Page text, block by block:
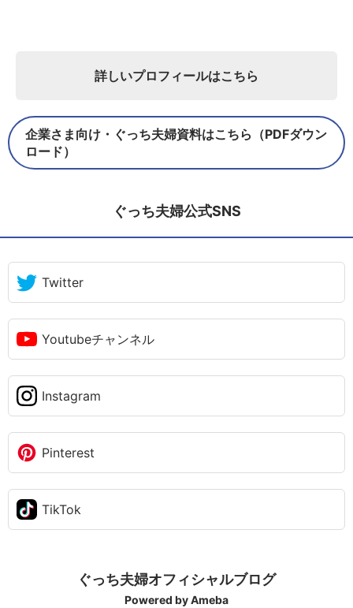
詳しいプロフィールはこちら
企業さま向け・ぐっち夫婦資料はこちら（PDFダウン
ロード）
ぐっち夫婦公式SNS
Twitter
Youtubeチャンネル
Instagram
Pinterest
TikTok
ぐっち夫婦オフィシャルブログ
Powered by Ameba